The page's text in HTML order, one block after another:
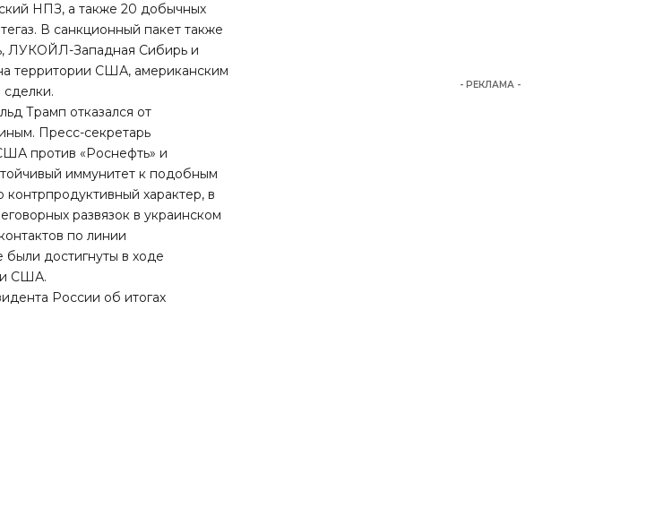
НПЗ, а также 20 добычных
В санкционный пакет также
ЛУКОЙЛ-Западная Сибирь и
территории США, американским
Трамп отказался от
Пресс-секретарь
против «Роснефть» и
иммунитет к подобным
характер, в
развязок в украинском
по линии
достигнуты в ходе
и США.
России об итогах
- РЕКЛАМА -